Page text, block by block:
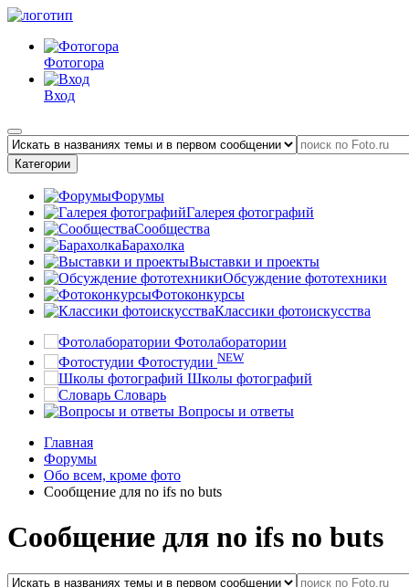
Фотогора
Вход
Категории
Форумы
Галерея фотографий
Сообщества
Барахолка
Выставки и проекты
Обсуждение фототехники
Фотоконкурсы
Классики фотоискусства
Фотолаборатории
Фотостудии NEW
Школы фотографий
Словарь
Вопросы и ответы
Главная
Форумы
Обо всем, кроме фото
Сообщение для no ifs no buts
Сообщение для no ifs no buts